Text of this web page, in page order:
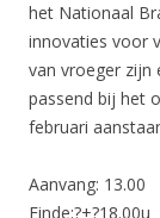
het Nationaal
innovaties voor
van vroeger zijn
passend bij het
februari
Aanvang: 13.00
Einde:?+?18.00u